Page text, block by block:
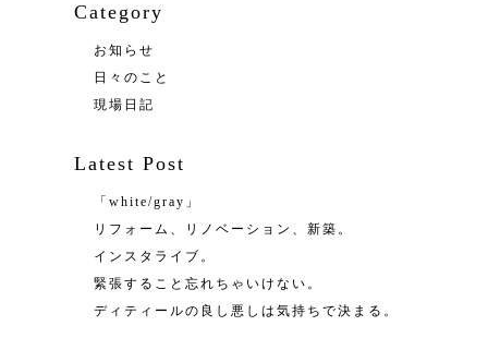
Category
お知らせ
日々のこと
現場日記
Latest Post
「white/gray」
リフォーム、リノベーション、新築。
インスタライブ。
緊張すること忘れちゃいけない。
ディティールの良し悪しは気持ちで決まる。